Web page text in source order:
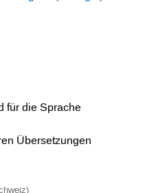
für die Sprache
Übersetzungen